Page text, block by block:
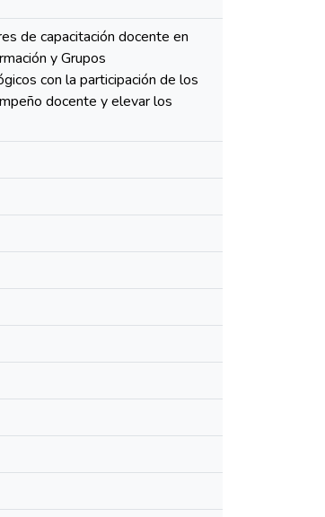
de capacitación docente en
y Grupos
con la participación de los
docente y elevar los